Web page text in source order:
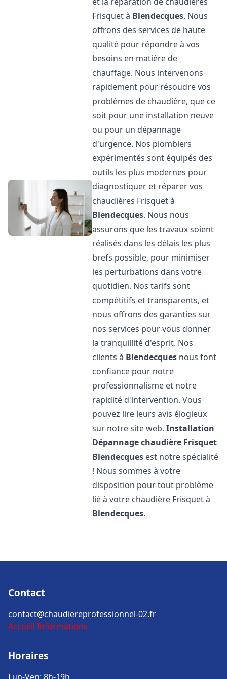
Frisquet à Blendecques. Nous
offrons des services de haute
qualité pour répondre à vos
besoins en matière de
chauffage. Nous intervenons
rapidement pour résoudre vos
problèmes de chaudière, que ce
soit pour une installation neuve
ou pour un dépannage
d'urgence. Nos plombiers
expérimentés sont équipés des
outils les plus modernes pour
diagnostiquer et réparer vos
chaudières Frisquet à
Blendecques. Nous nous
assurons que les travaux soient
réalisés dans les délais les plus
brefs possible, pour minimiser
les perturbations dans votre
quotidien. Nos tarifs sont
compétitifs et transparents, et
nous offrons des garanties sur
nos services pour vous donner
la tranquillité d'esprit. Nos
clients à Blendecques nous font
confiance pour notre
professionnalisme et notre
rapidité d'intervention. Vous
pouvez lire leurs avis élogieux
sur notre site web.Installation
Dépannage chaudière Frisquet
Blendecques est notre spécialité
! Nous sommes à votre
disposition pour tout problème
lié à votre chaudière Frisquet à
Blendecques.
Contact
contact@chaudiereprofessionnel-02.fr
Accueil Informations
Horaires